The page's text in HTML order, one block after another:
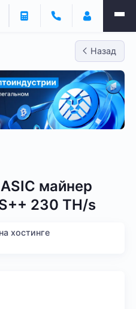
Назад
майнер
230 TH/s
хостинге